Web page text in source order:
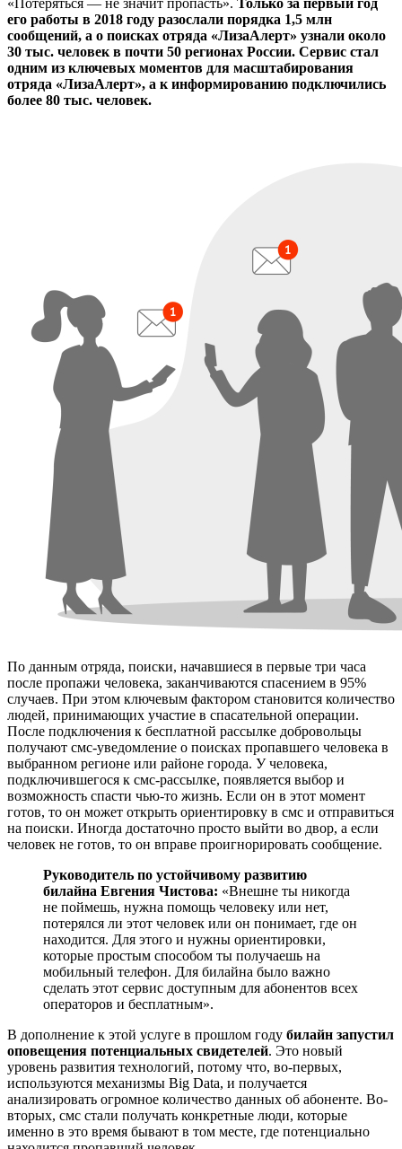
«Потеряться — не значит пропасть». Только за первый год
его работы в 2018 году разослали порядка 1,5 млн
сообщений, а о поисках отряда «ЛизаАлерт» узнали около
30 тыс. человек в почти 50 регионах России. Сервис стал
одним из ключевых моментов для масштабирования
отряда «ЛизаАлерт», а к информированию подключились
более 80 тыс. человек.
По данным отряда, поиски, начавшиеся в первые три часа
после пропажи человека, заканчиваются спасением в 95%
случаев. При этом ключевым фактором становится количество
людей, принимающих участие в спасательной операции.
После подключения к бесплатной рассылке добровольцы
получают смс-уведомление о поисках пропавшего человека в
выбранном регионе или районе города. У человека,
подключившегося к смс-рассылке, появляется выбор и
возможность спасти чью-то жизнь. Если он в этот момент
готов, то он может открыть ориентировку в смс и отправиться
на поиски. Иногда достаточно просто выйти во двор, а если
человек не готов, то он вправе проигнорировать сообщение.
Руководитель по устойчивому развитию
билайна Евгения Чистова: «Внешне ты никогда
не поймешь, нужна помощь человеку или нет,
потерялся ли этот человек или он понимает, где он
находится. Для этого и нужны ориентировки,
которые простым способом ты получаешь на
мобильный телефон. Для билайна было важно
сделать этот сервис доступным для абонентов всех
операторов и бесплатным».
В дополнение к этой услуге в прошлом году билайн запустил
оповещения потенциальных свидетелей. Это новый
уровень развития технологий, потому что, во-первых,
используются механизмы Big Data, и получается
анализировать огромное количество данных об абоненте. Во-
вторых, смс стали получать конкретные люди, которые
именно в это время бывают в том месте, где потенциально